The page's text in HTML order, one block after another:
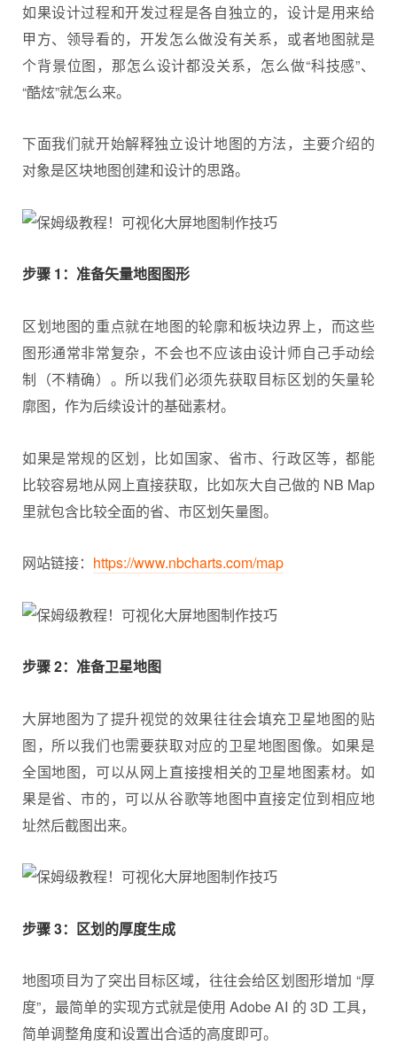
如果设计过程和开发过程是各自独立的，设计是用来给
甲方、领导看的，开发怎么做没有关系，或者地图就是
个背景位图，那怎么设计都没关系，怎么做“科技感”、
“酷炫”就怎么来。
下面我们就开始解释独立设计地图的方法，主要介绍的
对象是区块地图创建和设计的思路。
步骤 1：准备矢量地图图形
区划地图的重点就在地图的轮廓和板块边界上，而这些
图形通常非常复杂，不会也不应该由设计师自己手动绘
制（不精确）。所以我们必须先获取目标区划的矢量轮
廓图，作为后续设计的基础素材。
如果是常规的区划，比如国家、省市、行政区等，都能
比较容易地从网上直接获取，比如灰大自己做的 NB Map
里就包含比较全面的省、市区划矢量图。
网站链接： https://www.nbcharts.com/map
步骤 2：准备卫星地图
大屏地图为了提升视觉的效果往往会填充卫星地图的贴
图，所以我们也需要获取对应的卫星地图图像。如果是
全国地图，可以从网上直接搜相关的卫星地图素材。如
果是省、市的，可以从谷歌等地图中直接定位到相应地
址然后截图出来。
步骤 3：区划的厚度生成
地图项目为了突出目标区域，往往会给区划图形增加 “厚
度”，最简单的实现方式就是使用 Adobe AI 的 3D 工具，
简单调整角度和设置出合适的高度即可。